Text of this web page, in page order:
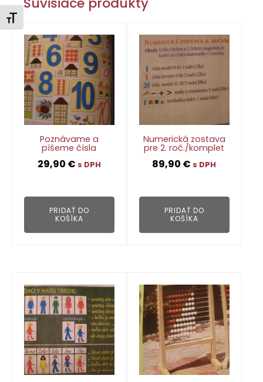
Zmeniť veľkosť písma
Poznávame a
píšeme čísla
29,90 € s DPH
PRIDAŤ DO
KOŠÍKA
Numerická zostava
pre 2. roč./komplet
89,90 € s DPH
PRIDAŤ DO
KOŠÍKA